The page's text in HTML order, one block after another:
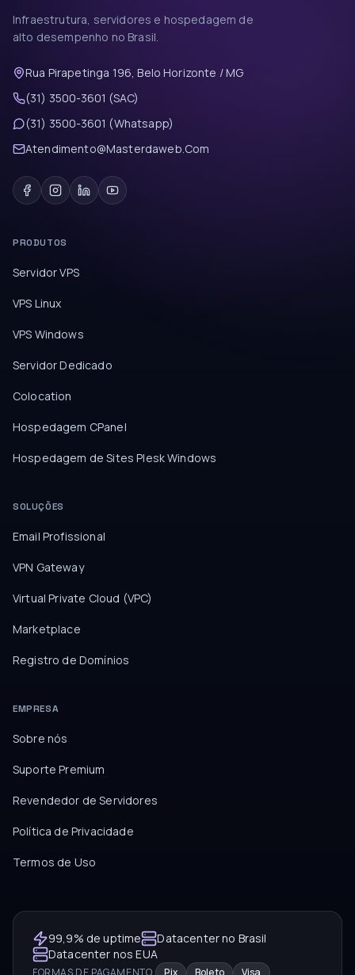
Infraestrutura, servidores e hospedagem de
alto desempenho no Brasil.
Rua Pirapetinga 196, Belo Horizonte / MG
(31) 3500-3601 (SAC)
(31) 3500-3601 (Whatsapp)
Atendimento@Masterdaweb.Com
PRODUTOS
Servidor VPS
VPS Linux
VPS Windows
Servidor Dedicado
Colocation
Hospedagem CPanel
Hospedagem de Sites Plesk Windows
SOLUÇÕES
Email Profissional
VPN Gateway
Virtual Private Cloud (VPC)
Marketplace
Registro de Domínios
EMPRESA
Sobre nós
Suporte Premium
Revendedor de Servidores
Política de Privacidade
Termos de Uso
99,9% de uptime
Datacenter no Brasil
Datacenter nos EUA
FORMAS DE PAGAMENTO Pix Boleto Visa